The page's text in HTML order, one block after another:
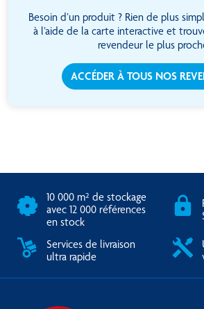
Besoin d’un produit ? Rien de plus
à l’aide de la carte interactive et
revendeur le plus
ACCÉDER À TOUS NOS
10 000 m² de stockage
avec 12 000 références
en stock
Services de livraison
ultra rapide